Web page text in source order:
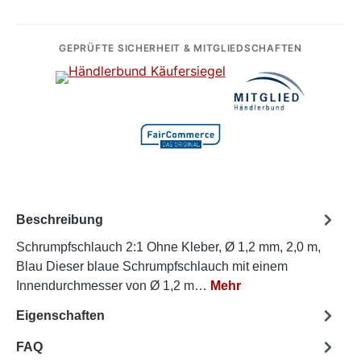
GEPRÜFTE SICHERHEIT & MITGLIEDSCHAFTEN
Beschreibung
Schrumpfschlauch 2:1 Ohne Kleber, Ø 1,2 mm, 2,0 m,
Blau Dieser blaue Schrumpfschlauch mit einem
Innendurchmesser von Ø 1,2 m… Mehr
Eigenschaften
FAQ